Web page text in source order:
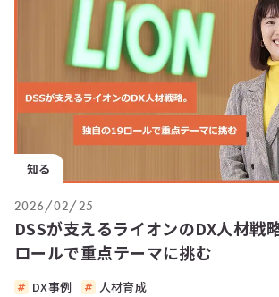
知る
2026/02/25
DSSが支えるライオンのDX人材戦
ロールで重点テーマに挑む
DX事例 人材育成